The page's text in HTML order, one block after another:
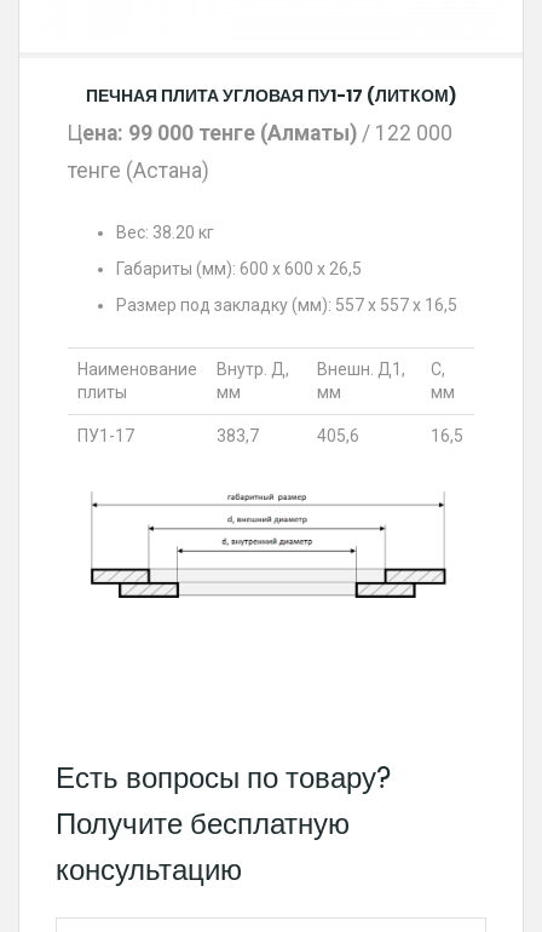
ПЕЧНАЯ ПЛИТА УГЛОВАЯ ПУ1-17 (ЛИТКОМ)
Цена: 99 000 тенге (Алматы) / 122 000
тенге (Астана)
Вес: 38.20 кг
Габариты (мм): 600 x 600 x 26,5
Размер под закладку (мм): 557 x 557 x 16,5
Наименование
плиты
Внутр. Д,
мм
Внешн. Д1,
мм
С,
мм
ПУ1-17 383,7 405,6 16,5
Есть вопросы по товару?
Получите бесплатную
консультацию